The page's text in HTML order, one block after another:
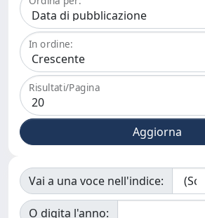
In ordine:
Risultati/Pagina
Vai a una voce nell'indice:
O digita l'anno: